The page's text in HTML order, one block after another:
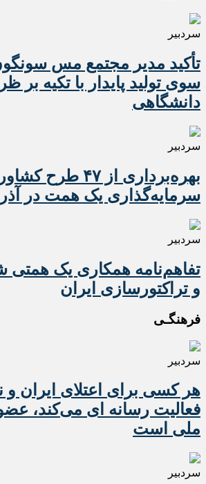
سردبیر
تأکید مدیر مجتمع مس
سوی تولید پایدار با تکیه بر
دانشگاهی
سردبیر
بهره‌برداری از ۴۷ طرح
سرمایه‌گذاری یک همت در
سردبیر
تفاهم‌نامه همکاری یک همتی
و تراکتورسازی ایران
فرهنگـی
سردبیر
هر کسی برای اعتلای ایران و
فعالیت رسانه ای می‌کند،
ملی است
سردبیر